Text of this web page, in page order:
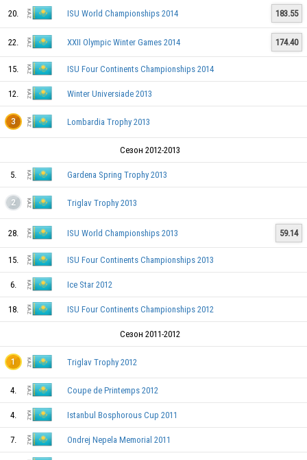
KAZ
KAZ
KAZ
KAZ
KAZ
KAZ
KAZ
KAZ
KAZ
20. ISU World Championships 2014 183.55
22. XXII Olympic Winter Games 2014 174.40
15. ISU Four Continents Championships 2014
12. Winter Universiade 2013
3 Lombardia Trophy 2013
Сезон 2012-2013
5. Gardena Spring Trophy 2013
2 Triglav Trophy 2013
28. ISU World Championships 2013 59.14
15. ISU Four Continents Championships 2013
6. Ice Star 2012
18. ISU Four Continents Championships 2012
Сезон 2011-2012
1 Triglav Trophy 2012
4. Coupe de Printemps 2012
4. Istanbul Bosphorous Cup 2011
7. Ondrej Nepela Memorial 2011